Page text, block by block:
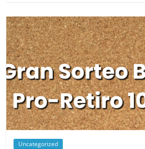
Uncategorized